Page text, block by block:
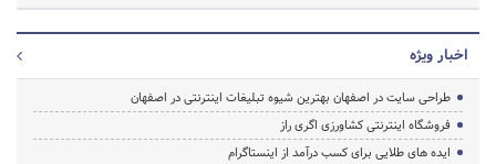
اخبار ویژه
طراحی سایت در اصفهان بهترین شیوه تبلیغات اینترنتی در اصفهان
فروشگاه اینترنتی کشاورزی اگری راز
ایده های طلایی برای کسب درآمد از اینستاگرام